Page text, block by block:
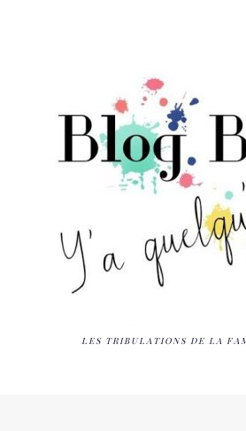
LES TRIBULATIONS DE LA